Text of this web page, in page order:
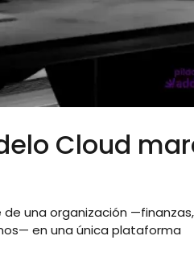
Cloud
una organización —finanzas,
en una única plataforma